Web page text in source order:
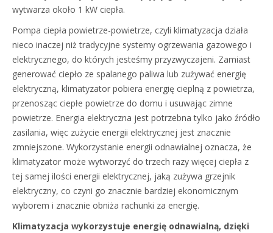
wytwarza około 1 kW ciepła.
Pompa ciepła powietrze-powietrze, czyli klimatyzacja działa
nieco inaczej niż tradycyjne systemy ogrzewania gazowego i
elektrycznego, do których jesteśmy przyzwyczajeni. Zamiast
generować ciepło ze spalanego paliwa lub zużywać energię
elektryczną, klimatyzator pobiera energię cieplną z powietrza,
przenosząc ciepłe powietrze do domu i usuwając zimne
powietrze. Energia elektryczna jest potrzebna tylko jako źródło
zasilania, więc zużycie energii elektrycznej jest znacznie
zmniejszone. Wykorzystanie energii odnawialnej oznacza, że ​​
klimatyzator może wytworzyć do trzech razy więcej ciepła z
tej samej ilości energii elektrycznej, jaką zużywa grzejnik
elektryczny, co czyni go znacznie bardziej ekonomicznym
wyborem i znacznie obniża rachunki za energię.
Klimatyzacja wykorzystuje energię odnawialną, dzięki